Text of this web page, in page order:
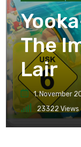
The
Lair
1. November
23322 Views